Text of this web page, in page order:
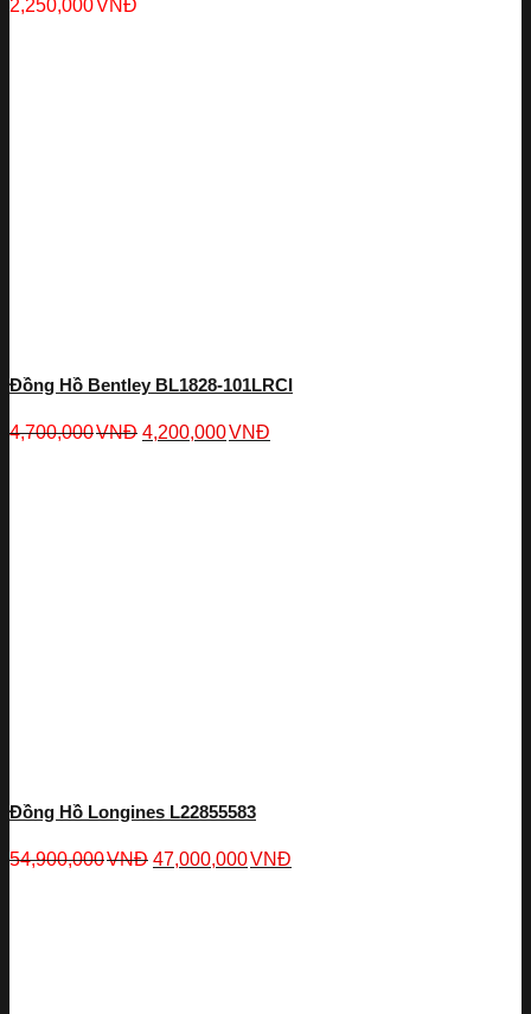
2,250,000VNĐ
Đồng Hồ Bentley BL1828-101LRCI
4,700,000VNĐ 4,200,000VNĐ
Đồng Hồ Longines L22855583
54,900,000VNĐ 47,000,000VNĐ